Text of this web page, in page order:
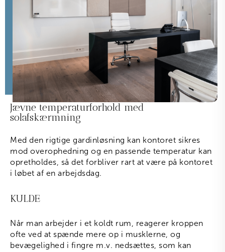
Jævne temperaturforhold med
solafskærmning
Med den rigtige gardinløsning kan kontoret sikres
mod overophedning og en passende temperatur kan
opretholdes, så det forbliver rart at være på kontoret
i løbet af en arbejdsdag.
KULDE
Når man arbejder i et koldt rum, reagerer kroppen
ofte ved at spænde mere op i musklerne, og
bevægelighed i fingre m.v. nedsættes, som kan